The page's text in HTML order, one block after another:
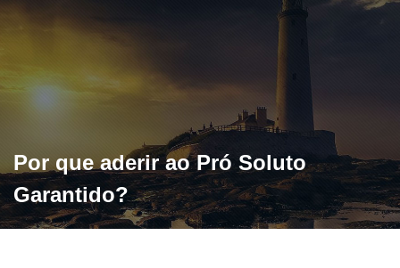
Por que aderir ao Pró Soluto
Garantido?